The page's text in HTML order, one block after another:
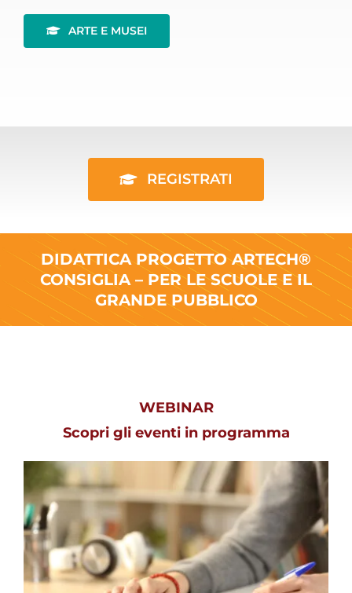
ARTE E MUSEI
REGISTRATI
DIDATTICA PROGETTO ARTECH®
CONSIGLIA – PER LE SCUOLE E IL
GRANDE PUBBLICO
WEBINAR
Scopri gli eventi in programma